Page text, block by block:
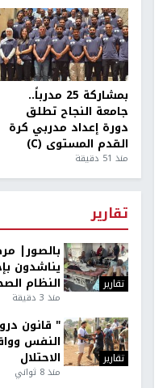
بمشاركة 25 مدرباً..
جامعة النجاح تطلق
دورة إعداد مدربي كرة
القدم المستوى (C)
منذ 51 دقيقة
تقارير
تقارير
بالصور|
يناشدون
النظام
منذ 3 دقيقة
تقارير
" قانون
النفس
الاحتلال
منذ 8 ثواني